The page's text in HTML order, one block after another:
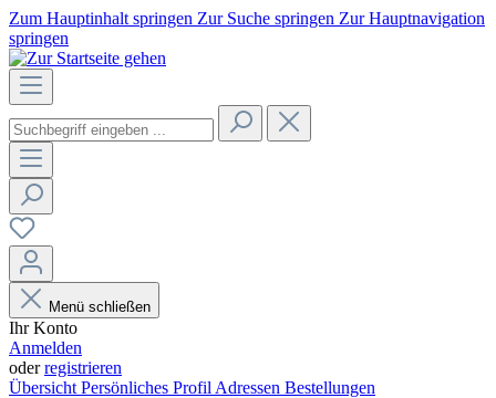
Zum Hauptinhalt springen Zur Suche springen Zur Hauptnavigation
springen
Menü schließen
Ihr Konto
Anmelden
oderregistrieren
Übersicht Persönliches Profil Adressen Bestellungen